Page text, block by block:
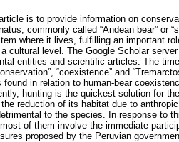
is to provide information on
commonly called “Andean bear” or
where it lives, fulfilling an important
cultural level. The Google Scholar
entities and scientific articles. The
“coexistence” and
found in relation to human-bear
hunting is the quickest solution for
reduction of its habitat due to
to the species. In response to
of them involve the immediate
proposed by the Peruvian